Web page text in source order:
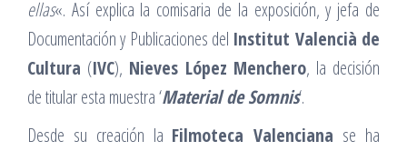
ellas«. Así explica la comisaria de la exposición, y jefa de
Documentación y Publicaciones del Institut Valencià de
Cultura (IVC), Nieves López Menchero, la decisión
de titular esta muestra ‘Material de Somnis‘.
Desde su creación la Filmoteca Valenciana se ha